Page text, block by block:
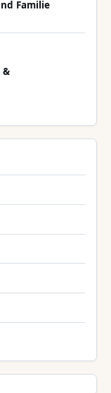
Familie
&